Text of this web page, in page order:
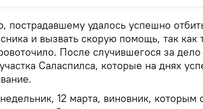
пострадавшему удалось успешно
и вызвать скорую помощь, так как
После случившегося за дело
Саласпилса, которые на днях
12 марта, виновник, которым